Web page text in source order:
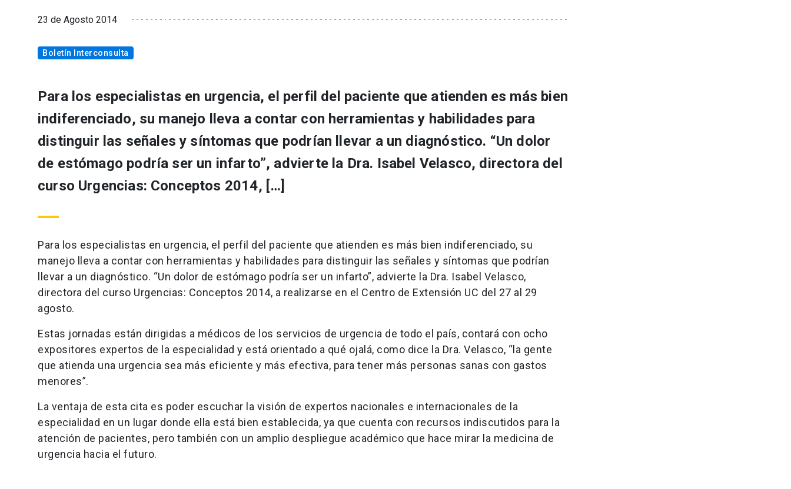
23 de Agosto 2014
Boletín Interconsulta
Para los especialistas en urgencia, el perfil del paciente que atienden es más bien
indiferenciado, su manejo lleva a contar con herramientas y habilidades para
distinguir las señales y síntomas que podrían llevar a un diagnóstico. “Un dolor
de estómago podría ser un infarto”, advierte la Dra. Isabel Velasco, directora del
curso Urgencias: Conceptos 2014, […]
Para los especialistas en urgencia, el perfil del paciente que atienden es más bien indiferenciado, su
manejo lleva a contar con herramientas y habilidades para distinguir las señales y síntomas que podrían
llevar a un diagnóstico. “Un dolor de estómago podría ser un infarto”, advierte la Dra. Isabel Velasco,
directora del curso Urgencias: Conceptos 2014, a realizarse en el Centro de Extensión UC del 27 al 29
agosto.
Estas jornadas están dirigidas a médicos de los servicios de urgencia de todo el país, contará con ocho
expositores expertos de la especialidad y está orientado a qué ojalá, como dice la Dra. Velasco, “la gente
que atienda una urgencia sea más eficiente y más efectiva, para tener más personas sanas con gastos
menores”.
La ventaja de esta cita es poder escuchar la visión de expertos nacionales e internacionales de la
especialidad en un lugar donde ella está bien establecida, ya que cuenta con recursos indiscutidos para la
atención de pacientes, pero también con un amplio despliegue académico que hace mirar la medicina de
urgencia hacia el futuro.